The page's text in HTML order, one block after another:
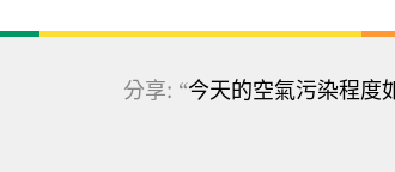
分享: “今天的空氣污染程度